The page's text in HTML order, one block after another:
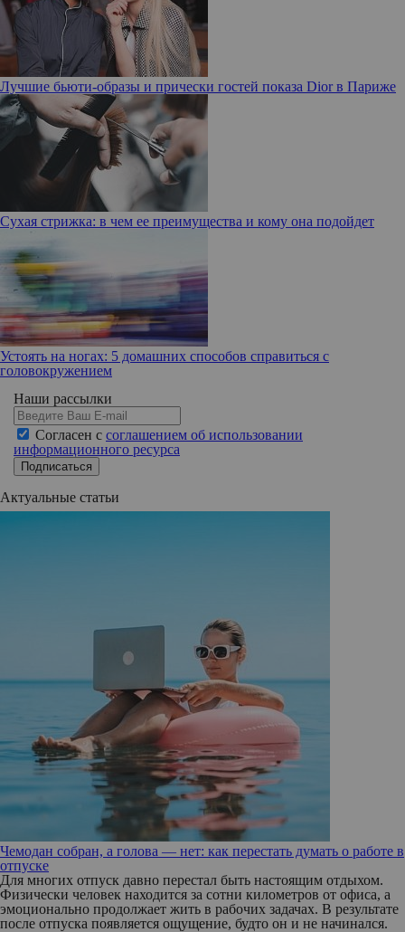
Лучшие бьюти-образы и прически гостей показа Dior в Париже
Сухая стрижка: в чем ее преимущества и кому она подойдет
Устоять на ногах: 5 домашних способов справиться с
головокружением
Наши рассылки
Согласен с соглашением об использовании
информационного ресурса
Подписаться
Актуальные статьи
Чемодан собран, а голова — нет: как перестать думать о работе в
отпуске
Для многих отпуск давно перестал быть настоящим отдыхом.
Физически человек находится за сотни километров от офиса, а
эмоционально продолжает жить в рабочих задачах. В результате
после отпуска появляется ощущение, будто он и не начинался.